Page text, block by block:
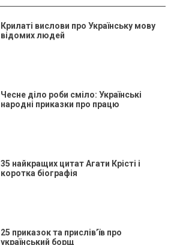
Крилаті вислови про Українську мову
відомих людей
Чесне діло роби сміло: Українські
народні приказки про працю
35 найкращих цитат Агати Крісті і
коротка біографія
25 приказок та прислів’їв про
український борщ